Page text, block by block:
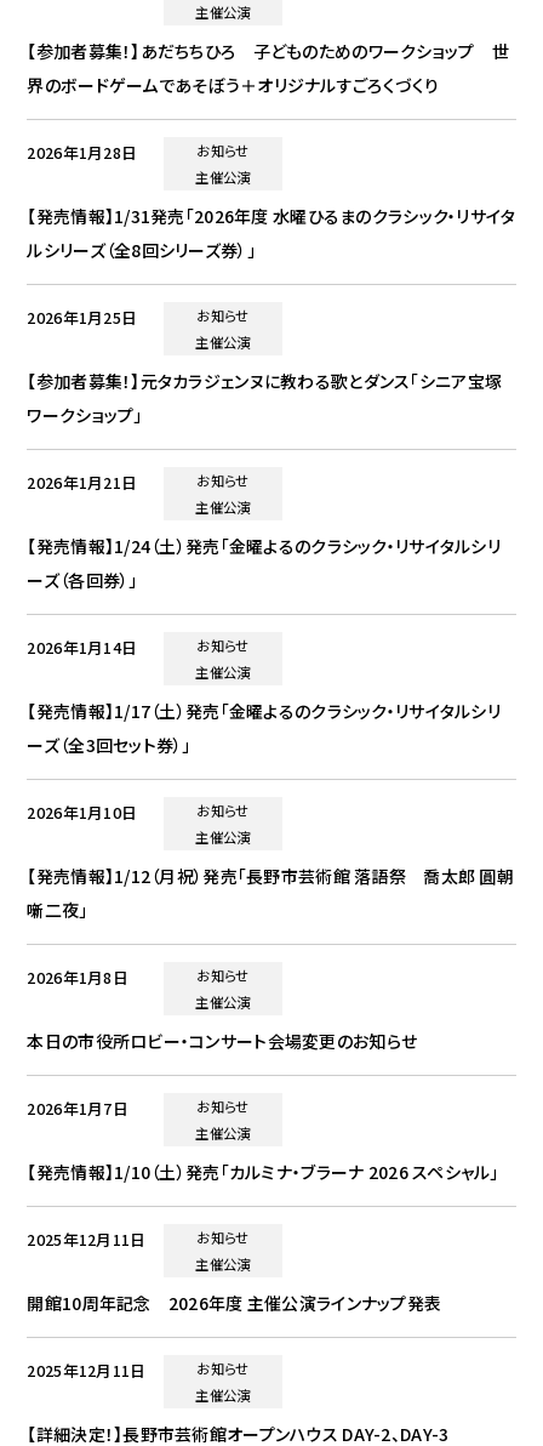
主催公演
【参加者募集！】あだちちひろ 子どものためのワークショップ 世
界のボードゲームであそぼう＋オリジナルすごろくづくり
2026年1月28日
お知らせ
主催公演
【発売情報】1/31発売「2026年度 水曜ひるまのクラシック・リサイタ
ルシリーズ（全8回シリーズ券）」
2026年1月25日
お知らせ
主催公演
【参加者募集！】元タカラジェンヌに教わる歌とダンス「シニア宝塚
ワークショップ」
2026年1月21日
お知らせ
主催公演
【発売情報】1/24（土）発売「金曜よるのクラシック・リサイタルシリ
ーズ（各回券）」
2026年1月14日
お知らせ
主催公演
【発売情報】1/17（土）発売「金曜よるのクラシック・リサイタルシリ
ーズ（全3回セット券）」
2026年1月10日
お知らせ
主催公演
【発売情報】1/12（月祝）発売「長野市芸術館 落語祭 喬太郎 圓朝
噺二夜」
2026年1月8日
お知らせ
主催公演
本日の市役所ロビー・コンサート会場変更のお知らせ
2026年1月7日
お知らせ
主催公演
【発売情報】1/10（土）発売「カルミナ・ブラーナ 2026 スペシャル」
2025年12月11日
お知らせ
主催公演
開館10周年記念 2026年度 主催公演ラインナップ発表
2025年12月11日
お知らせ
主催公演
【詳細決定！】長野市芸術館オープンハウス DAY-2、DAY-3